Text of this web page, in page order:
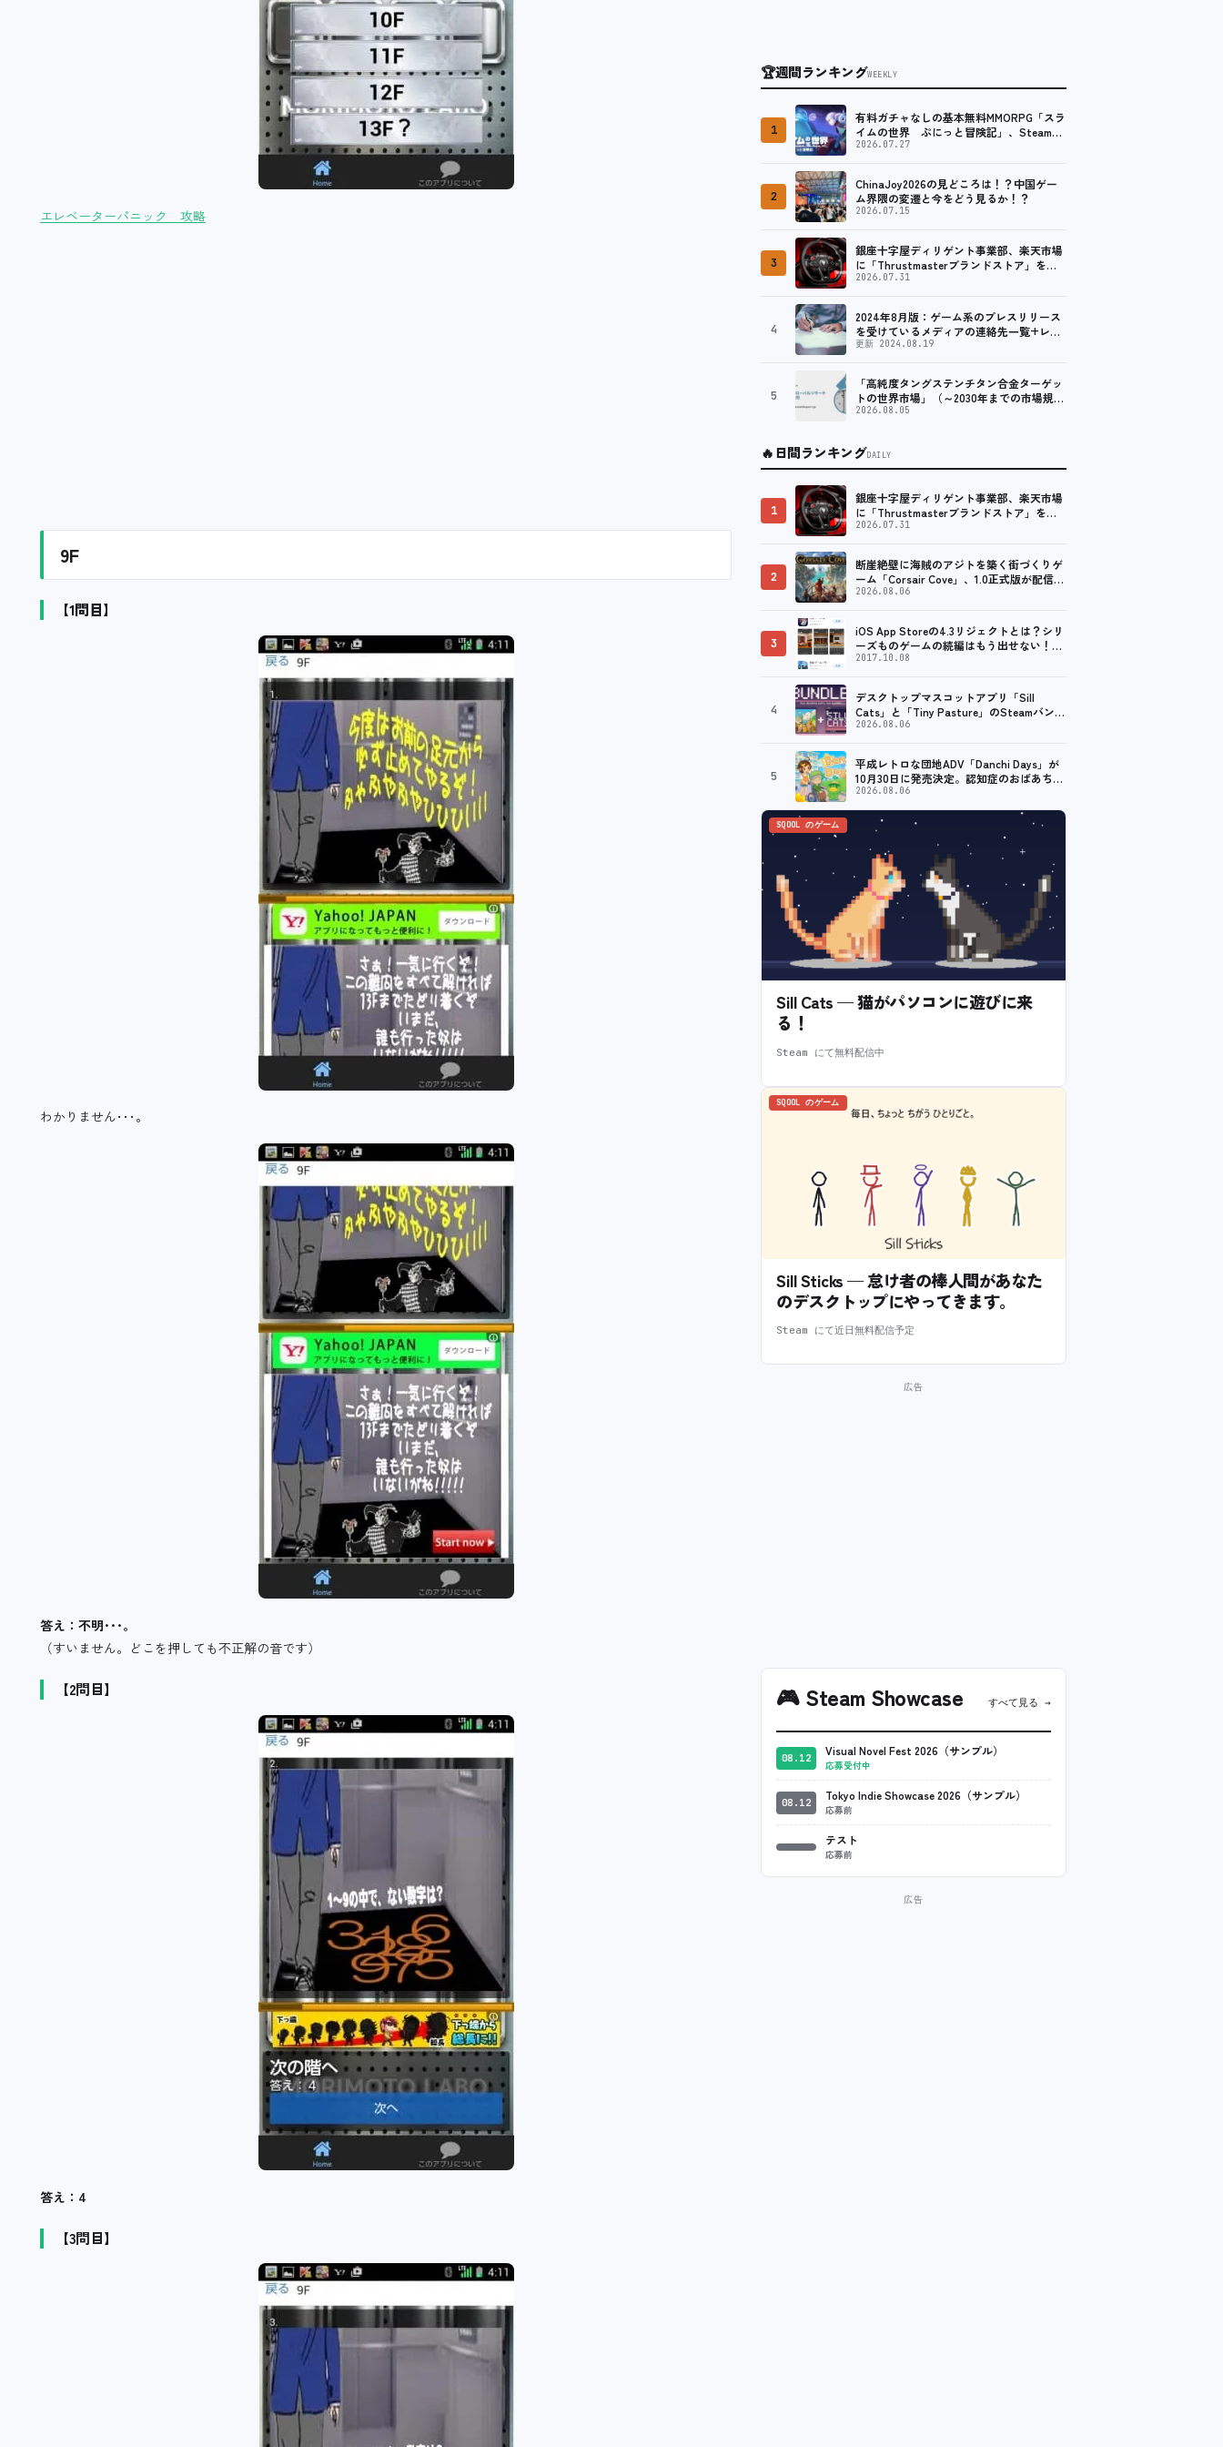
エレベーターパニック 攻略
9F
【1問目】
わかりません･･･。
答え：不明･･･。
（すいません。どこを押しても不正解の音です）
【2問目】
答え：4
【3問目】
🏆週間ランキングWEEKLY
1
有料ガチャなしの基本無料MMORPG「スラ
イムの世界 ぷにっと冒険記」、Steam向
けの無料体験版が8月末に配信決定
2026.07.27
2
ChinaJoy2026の見どころは！？中国ゲー
ム界隈の変遷と今をどう見るか！？
2026.07.15
3
銀座十字屋ディリゲント事業部、楽天市場
に「Thrustmasterブランドストア」をオ
ープン。記念キャンペーンでポイントアッ
2026.07.31
4
2024年8月版：ゲーム系のプレスリリース
を受けているメディアの連絡先一覧+レビ
ュー依頼先一覧
更新 2024.08.19
5
「高純度タングステンチタン合金ターゲッ
トの世界市場」（～2030年までの市場規模
予測）資料を発行、年平均6.5%で成長する
2026.08.05
🔥日間ランキングDAILY
1
銀座十字屋ディリゲント事業部、楽天市場
に「Thrustmasterブランドストア」をオ
ープン。記念キャンペーンでポイントアッ
ローラーを中心に、幅広くラインナップ
2026.07.31
2
断崖絶壁に海賊のアジトを築く街づくりゲ
ーム「Corsair Cove」、1.0正式版が配信開
始！
2026.08.06
3
iOS App Storeの4.3リジェクトとは？シリ
ーズものゲームの続編はもう出せない！？
脱出ゲームで相次ぐリジェクト
2017.10.08
4
デスクトップマスコットアプリ「Sill
Cats」と「Tiny Pasture」のSteamバンド
ルセットが販売開始。通常価格より10%割
2026.08.06
5
平成レトロな団地ADV「Danchi Days」が
10月30日に発売決定。認知症のおばあちゃ
んのために夏祭り復活を目指す
2026.08.06
SQOOL のゲーム
Sill Cats — 猫がパソコンに遊びに来
る！
Steam にて無料配信中
SQOOL のゲーム
Sill Sticks — 怠け者の棒人間があなた
のデスクトップにやってきます。
Steam にて近日無料配信予定
🎮Steam Showcase すべて見る →
08.12 Visual Novel Fest 2026（サンプル）
応募受付中
08.12 Tokyo Indie Showcase 2026（サンプル）
応募前
テスト
応募前